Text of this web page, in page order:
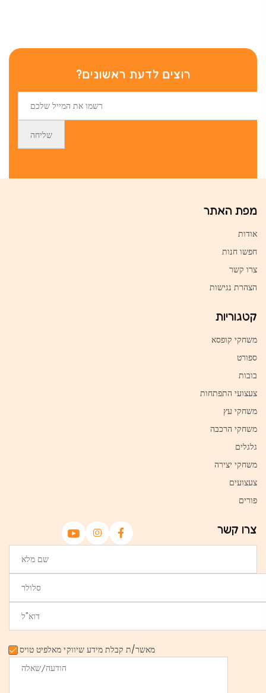
רוצים לדעת ראשונים?
מפת האתר
אודות
חפשו חנות
צרו קשר
הצהרת נגישות
קטגוריות
משחקי קופסא
ספורט
בובות
צעצועי התפתחות
משחקי עץ
משחקי הרכבה
גלגלים
משחקי יצירה
צעצועים
פורים
צרו קשר
מאשר/ת קבלת מידע שיווקי מאלפיט טויס